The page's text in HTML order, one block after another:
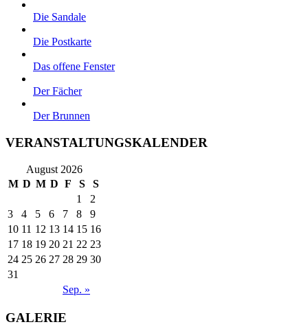
Die Sandale
Die Postkarte
Das offene Fenster
Der Fächer
Der Brunnen
VERANSTALTUNGSKALENDER
August 2026
M D M D F S S
Sep. »
1
2
3
4 5 6 7 8
9
10 11 12 13 14 15 16
17 18 19 20 21 22 23
24 25 26 27 28 29 30
31
GALERIE